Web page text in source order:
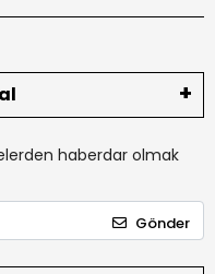
haberdar olmak
Gönder